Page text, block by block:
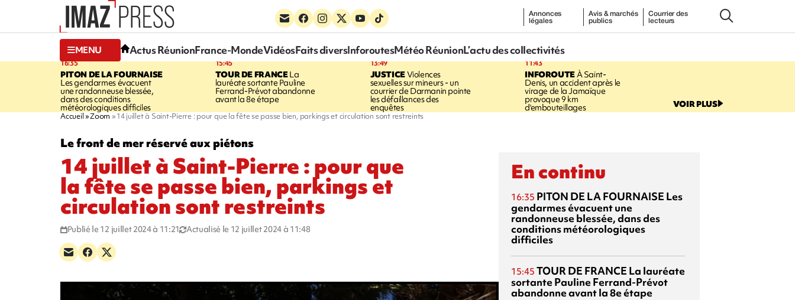
Annonces
légales
Avis & marchés
publics
Courrier des
lecteurs
MENU Actus RéunionFrance-MondeVidéosFaits diversInforoutesMétéo RéunionL’actu des collectivités
16:35
PITON DE LA FOURNAISE
Les gendarmes évacuent
une randonneuse blessée,
dans des conditions
météorologiques difficiles
15:45
TOUR DE FRANCELa
lauréate sortante Pauline
Ferrand-Prévot abandonne
avant la 8e étape
13:49
JUSTICEViolences
sexuelles sur mineurs - un
courrier de Darmanin pointe
les défaillances des
enquêtes
11:43
INFOROUTEÀ Saint-
Denis, un accident après le
virage de la Jamaïque
provoque 9 km
d'embouteillages VOIR PLUS
Accueil Zoom 14 juillet à Saint-Pierre : pour que la fête se passe bien, parkings et circulation sont restreints
Le front de mer réservé aux piétons
14 juillet à Saint-Pierre : pour que
la fête se passe bien, parkings et
circulation sont restreints
Publié le 12 juillet 2024 à 11:21 Actualisé le 12 juillet 2024 à 11:48
En continu
16:35 PITON DE LA FOURNAISE Les
gendarmes évacuent une
randonneuse blessée, dans des
conditions météorologiques
difficiles
15:45 TOUR DE FRANCE La lauréate
sortante Pauline Ferrand-Prévot
abandonne avant la 8e étape